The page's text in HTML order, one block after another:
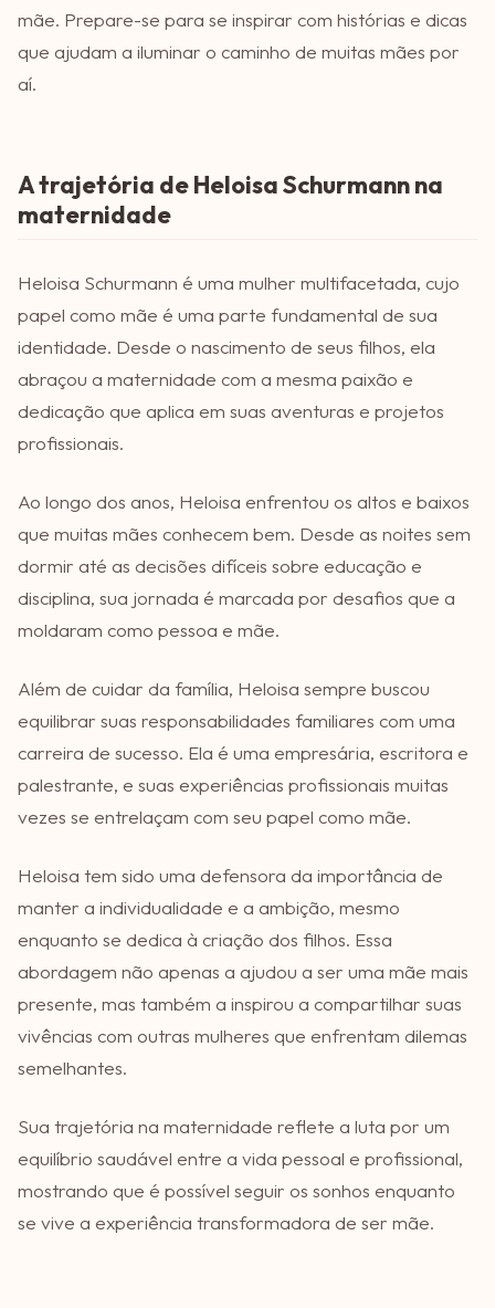
mãe. Prepare-se para se inspirar com histórias e dicas
que ajudam a iluminar o caminho de muitas mães por
aí.
A trajetória de Heloisa Schurmann na
maternidade
Heloisa Schurmann é uma mulher multifacetada, cujo
papel como mãe é uma parte fundamental de sua
identidade. Desde o nascimento de seus filhos, ela
abraçou a maternidade com a mesma paixão e
dedicação que aplica em suas aventuras e projetos
profissionais.
Ao longo dos anos, Heloisa enfrentou os altos e baixos
que muitas mães conhecem bem. Desde as noites sem
dormir até as decisões difíceis sobre educação e
disciplina, sua jornada é marcada por desafios que a
moldaram como pessoa e mãe.
Além de cuidar da família, Heloisa sempre buscou
equilibrar suas responsabilidades familiares com uma
carreira de sucesso. Ela é uma empresária, escritora e
palestrante, e suas experiências profissionais muitas
vezes se entrelaçam com seu papel como mãe.
Heloisa tem sido uma defensora da importância de
manter a individualidade e a ambição, mesmo
enquanto se dedica à criação dos filhos. Essa
abordagem não apenas a ajudou a ser uma mãe mais
presente, mas também a inspirou a compartilhar suas
vivências com outras mulheres que enfrentam dilemas
semelhantes.
Sua trajetória na maternidade reflete a luta por um
equilíbrio saudável entre a vida pessoal e profissional,
mostrando que é possível seguir os sonhos enquanto
se vive a experiência transformadora de ser mãe.